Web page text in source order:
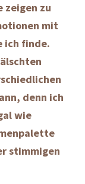
zu
mit
ich finde.
denn ich
wie
stimmigen